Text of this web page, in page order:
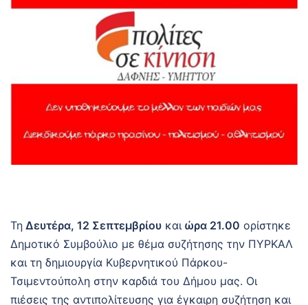
Τη Δευτέρα, 12 Σεπτεμβρίου καιώρα 21.00 ορίστηκε
Δημοτικό Συμβούλιο με θέμα συζήτησης την ΠΥΡΚΑΛ
και τη δημιουργία Κυβερνητικού Πάρκου-
Τσιμεντούπολη στην καρδιά του Δήμου μας. Οι
πιέσεις της αντιπολίτευσης για έγκαιρη συζήτηση και